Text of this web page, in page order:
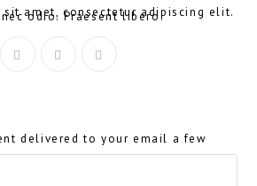
sit amet, consectetur adipiscing elit.
odio. Praesent libero.
delivered to your email a few